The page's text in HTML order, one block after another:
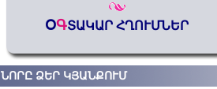
ՕԳՏԱԿԱՐ ՀՂՈՒՄՆԵՐ
ՆՈՐԸ ՁԵՐ ԿՅԱՆՔՈՒՄ